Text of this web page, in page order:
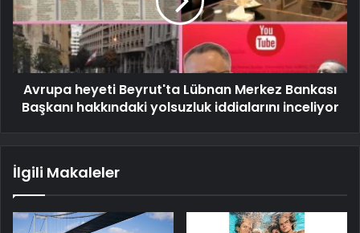
Avrupa heyeti Beyrut'ta Lübnan Merkez Bankası
Başkanı hakkındaki yolsuzluk iddialarını inceliyor
İlgili Makaleler